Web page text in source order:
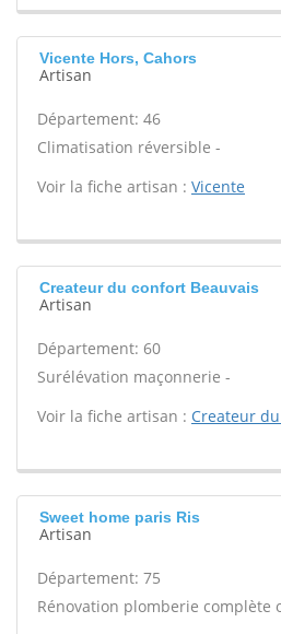
Vicente Hors, Cahors
Artisan
Département: 46
Climatisation réversible -
Voir la fiche artisan : Vicente
Createur du confort Beauvais
Artisan
Département: 60
Surélévation maçonnerie -
Voir la fiche artisan : Createur
Sweet home paris Ris
Artisan
Département: 75
Rénovation plomberie complète